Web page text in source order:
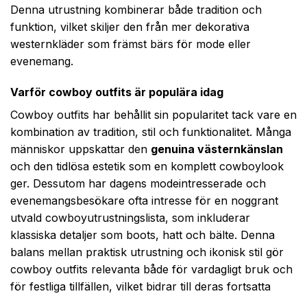
Denna utrustning kombinerar både tradition och
funktion, vilket skiljer den från mer dekorativa
westernkläder som främst bärs för mode eller
evenemang.
Varför cowboy outfits är populära idag
Cowboy outfits har behållit sin popularitet tack vare en
kombination av tradition, stil och funktionalitet. Många
människor uppskattar den genuina västernkänslan
och den tidlösa estetik som en komplett cowboy­look
ger. Dessutom har dagens modeintresserade och
evenemangsbesökare ofta intresse för en noggrant
utvald cowboy­utrustningslista, som inkluderar
klassiska detaljer som boots, hatt och bälte. Denna
balans mellan praktisk utrustning och ikonisk stil gör
cowboy outfits relevanta både för vardagligt bruk och
för festliga tillfällen, vilket bidrar till deras fortsatta